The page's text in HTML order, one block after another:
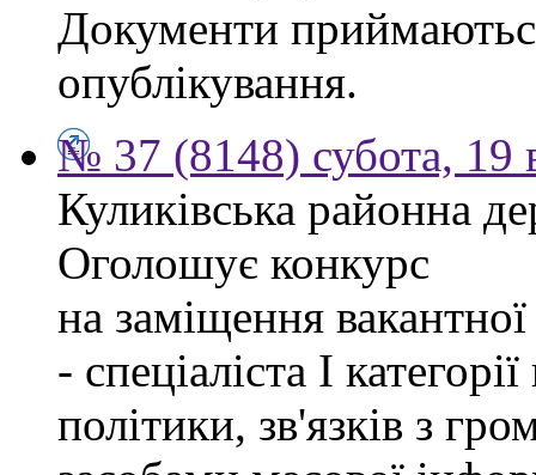
Документи
опублікування.
№ 37 (8148) субота, 19
Куликівська районна
Оголошує конкурс
на заміщення
- спеціаліста І
політики, зв'язків з